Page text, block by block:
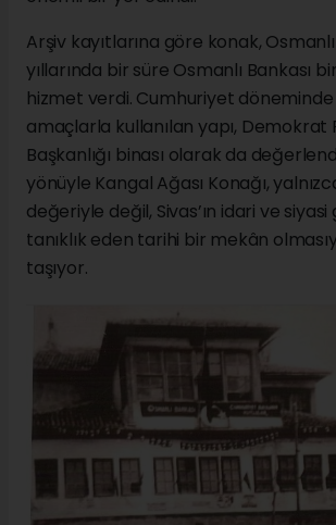
Arşiv kayıtlarına göre konak,
yıllarında bir süre Osmanlı Bankası
hizmet verdi. Cumhuriyet döneminde
amaçlarla kullanılan yapı, Demokrat
Başkanlığı binası olarak da
yönüyle Kangal Ağası Konağı,
değeriyle değil, Sivas’ın idari ve
tanıklık eden tarihi bir mekân
taşıyor.